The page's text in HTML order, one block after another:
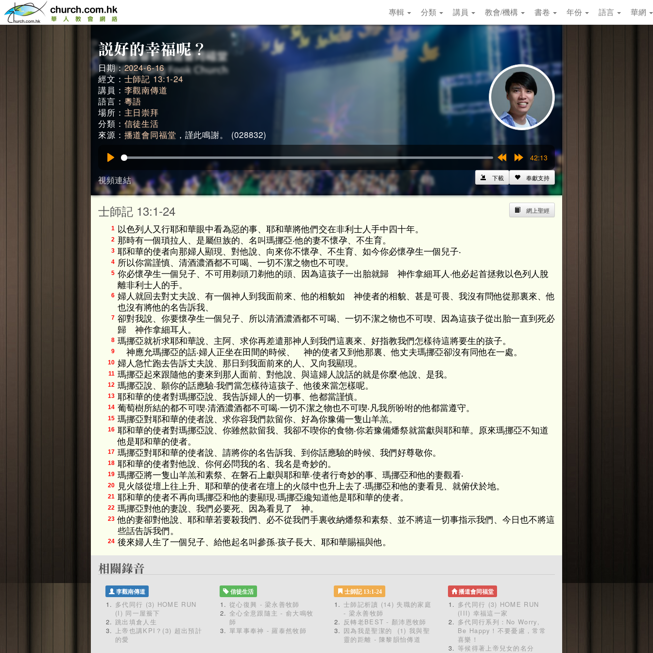
專輯 分類 講員 教會/機構 書卷 年份 語言 華網
日期：2024-6-16
經文：士師記 13:1-24
講員： 李觀南傳道
語言： 粵語
場所： 主日崇拜
分類： 信徒生活
來源： 播道會同福堂 ，謹此鳴謝。 (028832)
15s
15s
42:13
視頻連結 奉獻支持
下載
網上聖經
士師記 13:1-24
1 以色列人又行耶和華眼中看為惡的事、耶和華將他們交在非利士人手中四十年。
2 那時有一個瑣拉人、是屬但族的、名叫瑪挪亞‧他的妻不懷孕、不生育。
3 耶和華的使者向那婦人顯現、對他說、向來你不懷孕、不生育、如今你必懷孕生一個兒子‧
4 所以你當謹慎、清酒濃酒都不可喝、一切不潔之物也不可喫。
5 你必懷孕生一個兒子、不可用剃頭刀剃他的頭、因為這孩子一出胎就歸 神作拿細耳人‧他必起首拯救以色列人脫
離非利士人的手。
6 婦人就回去對丈夫說、有一個神人到我面前來、他的相貌如 神使者的相貌、甚是可畏、我沒有問他從那裏來、他
也沒有將他的名告訴我、
7 卻對我說、你要懷孕生一個兒子、所以清酒濃酒都不可喝、一切不潔之物也不可喫、因為這孩子從出胎一直到死必
歸 神作拿細耳人。
8 瑪挪亞就祈求耶和華說、主阿、求你再差遣那神人到我們這裏來、好指教我們怎樣待這將要生的孩子。
9 神應允瑪挪亞的話‧婦人正坐在田間的時候、 神的使者又到他那裏、他丈夫瑪挪亞卻沒有同他在一處。
10 婦人急忙跑去告訴丈夫說、那日到我面前來的人、又向我顯現。
11 瑪挪亞起來跟隨他的妻來到那人面前、對他說、與這婦人說話的就是你麼‧他說、是我。
12 瑪挪亞說、願你的話應驗‧我們當怎樣待這孩子、他後來當怎樣呢。
13 耶和華的使者對瑪挪亞說、我告訴婦人的一切事、他都當謹慎。
14 葡萄樹所結的都不可喫‧清酒濃酒都不可喝‧一切不潔之物也不可喫‧凡我所吩咐的他都當遵守。
15 瑪挪亞對耶和華的使者說、求你容我們款留你、好為你豫備一隻山羊羔。
16 耶和華的使者對瑪挪亞說、你雖然款留我、我卻不喫你的食物‧你若豫備燔祭就當獻與耶和華。原來瑪挪亞不知道
他是耶和華的使者。
17 瑪挪亞對耶和華的使者說、請將你的名告訴我、到你話應驗的時候、我們好尊敬你。
18 耶和華的使者對他說、你何必問我的名、我名是奇妙的。
19 瑪挪亞將一隻山羊羔和素祭、在磐石上獻與耶和華‧使者行奇妙的事、瑪挪亞和他的妻觀看‧
20 見火燄從壇上往上升、耶和華的使者在壇上的火燄中也升上去了‧瑪挪亞和他的妻看見、就俯伏於地。
21 耶和華的使者不再向瑪挪亞和他的妻顯現‧瑪挪亞纔知道他是耶和華的使者。
22 瑪挪亞對他的妻說、我們必要死、因為看見了 神。
23 他的妻卻對他說、耶和華若要殺我們、必不從我們手裏收納燔祭和素祭、並不將這一切事指示我們、今日也不將這
些話告訴我們。
24 後來婦人生了一個兒子、給他起名叫參孫‧孩子長大、耶和華賜福與他。
李觀南傳道
多代同行 (3) HOME RUN
(I) 同一屋簷下
跳出填倉人生
上帝也講KPI？(3) 超出預計
的愛
信徒生活
從心復興 - 梁永善牧師
全心全意跟隨主 - 俞大鳴牧
師
單單事奉神 - 羅泰然牧師
士師記 13:1-24
士師記析讀 (14) 失職的家庭
- 梁永善牧師
反轉老BEST - 顏沛恩牧師
因為我是聖潔的 (1) 我與聖
靈的距離 - 陳黎韻怡傳道
播道會同福堂
多代同行 (3) HOME RUN
(III) 幸福這一家
多代同行系列：No Worry,
Be Happy！不要憂慮，常常
喜樂！
等候得著上帝兒女的名分